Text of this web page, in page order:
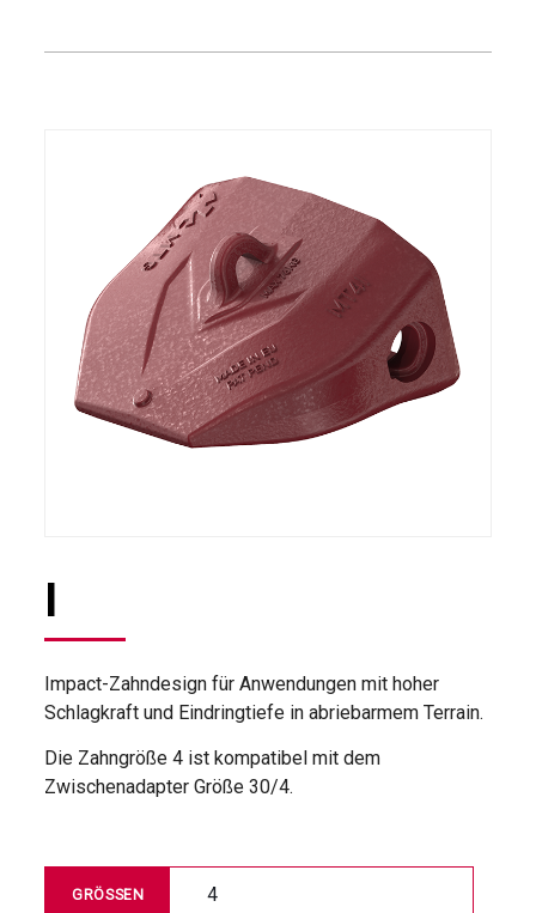
I
Impact-Zahndesign für Anwendungen mit hoher
Schlagkraft und Eindringtiefe in abriebarmem Terrain.
Die Zahngröße 4 ist kompatibel mit dem
Zwischenadapter Größe 30/4.
GRÖSSEN 4